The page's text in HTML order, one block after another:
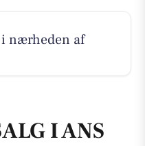
nærheden af
I ANS